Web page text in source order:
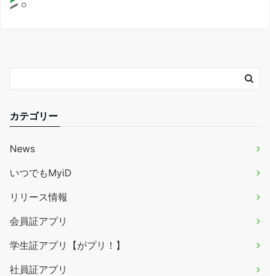
カテゴリー
News
いつでもMyiD
リリース情報
会員証アプリ
学生証アプリ【がプリ！】
社員証アプリ